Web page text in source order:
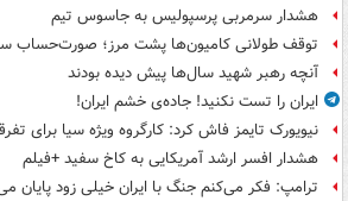
هشدار سرمربی پرسپولیس به جاسوس تیم
توقف طولانی کامیون‌ها پشت مرز؛ صورت‌حساب
آنچه رهبر شهید سال‌ها پیش دیده بودند
ایران را تست نکنید! جاده‌ی خشم ایران!
نیویورک تایمز فاش کرد: کارگروه ویژه سیا برای
هشدار افسر ارشد آمریکایی به کاخ سفید +فیلم
ترامپ: فکر می‌کنم جنگ با ایران خیلی زود پایان